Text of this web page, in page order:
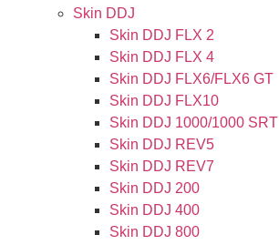
Skin DDJ
Skin DDJ FLX 2
Skin DDJ FLX 4
Skin DDJ FLX6/FLX6 GT
Skin DDJ FLX10
Skin DDJ 1000/1000 SRT
Skin DDJ REV5
Skin DDJ REV7
Skin DDJ 200
Skin DDJ 400
Skin DDJ 800